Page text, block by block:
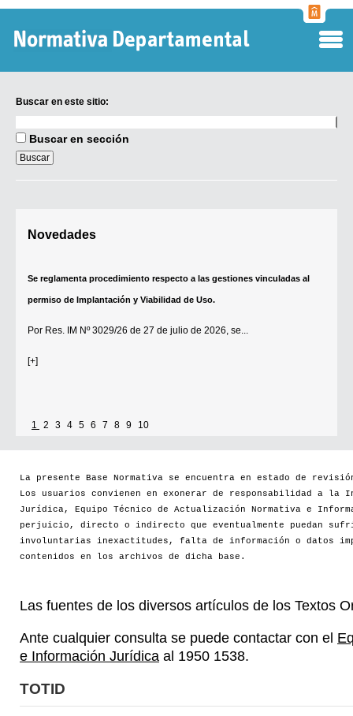
Buscar en este sitio:
en
sitio:
Buscar en sección
Novedades
Se reglamenta procedimiento respecto a las gestiones vinculadas al
permiso de Implantación y Viabilidad de Uso.
Por Res. IM Nº 3029/26 de 27 de julio de 2026, se...
[+]
1 2 3 4 5 6 7 8 9 10
La presente Base Normativa se encuentra en estado de
Los usuarios convienen en exonerar de responsabilidad a la
Jurídica, Equipo Técnico de Actualización Normativa e
perjuicio, directo o indirecto que eventualmente puedan
involuntarias inexactitudes, falta de información o datos
contenidos en los archivos de dicha base.
Las fuentes de los diversos artículos de los Textos
Ante cualquier consulta se puede contactar con el
e Información Jurídica al 1950 1538.
TOTID